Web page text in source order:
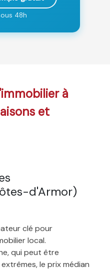
48h
à
et
d'Armor)
clé pour
local.
qui peut être
le prix médian